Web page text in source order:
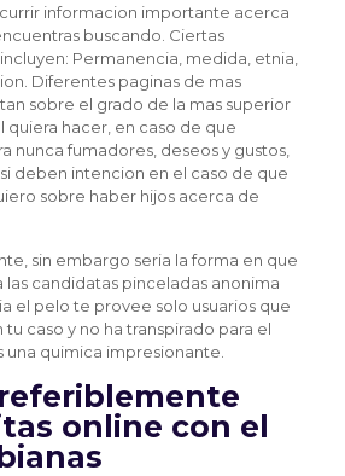
informacion importante acerca
buscando. Ciertas
Permanencia, medida, etnia,
Diferentes paginas de mas
sobre el grado de la mas superior
quiera hacer, en caso de que
nunca fumadores, deseos y gustos,
deben intencion en el caso de que
sobre haber hijos acerca de
sin embargo seri­a la forma en que
las candidatas pinceladas anonima
el pelo te provee solo usuarios que
caso y no ha transpirado para el
quimica impresionante.
online con el